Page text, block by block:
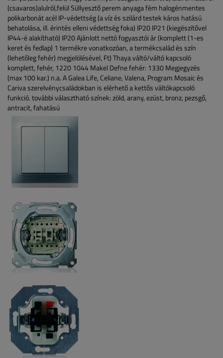
(csavaros)alulról,felül Süllyesztő perem anyagafém halogénmentes
polikarbonátacél IP-védettség (a víz és szilárd testek káros hatású
behatolása, ill. érintés elleni védettség foka) IP20 IP21 (kiegészítővel
IP44-é alakítható) IP20Ajánlott nettó fogyasztói ár (komplett (1-es
keret és fedlap) 1 termékre vonatkozóan, a termékcsalád és szín
(lehetőleg fehér) megjelölésével, Ft) Thaya váltó/váltó kapcsoló
komplett, fehér, 1220 1044 Makel Defne fehér: 1330 Megjegyzés
(max 100 kar.) n.a. A Galea Life, Celiane, Valena, Program Mosaic és
Cariva szerelvénycsaládokban is elérhető a kettős váltókapcsoló
funkció. további választható színek: zöld, arany, ezüst, bronz, pezsgő,
antracit, fahatású